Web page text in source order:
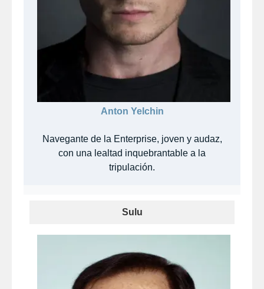
Anton Yelchin
Navegante de la Enterprise, joven y audaz,
con una lealtad inquebrantable a la
tripulación.
Sulu